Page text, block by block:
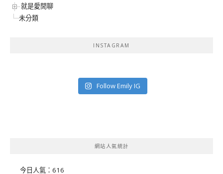
就是愛閒聊
未分類
INSTAGRAM
Follow Emily IG
網站人氣統計
今日人氣： 616